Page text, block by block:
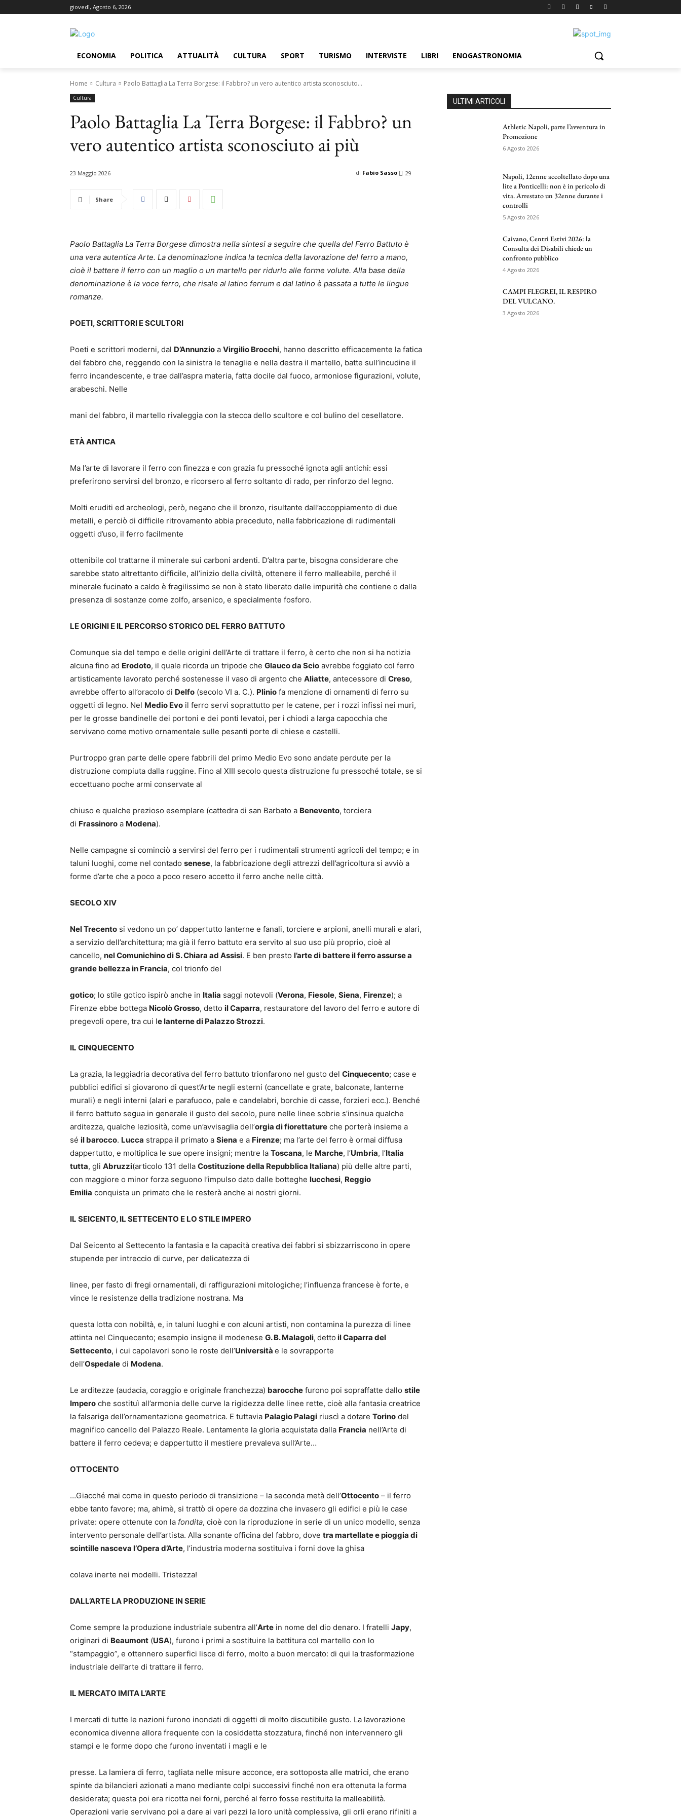
giovedì, Agosto 6, 2026
ECONOMIA POLITICA ATTUALITÀ CULTURA SPORT TURISMO INTERVISTE LIBRI ENOGASTRONOMIA
Home Cultura Paolo Battaglia La Terra Borgese: il Fabbro? un vero autentico artista sconosciuto...
Cultura
Paolo Battaglia La Terra Borgese: il Fabbro? un
vero autentico artista sconosciuto ai più
23 Maggio 2026 29
di Fabio Sasso
Share
Paolo Battaglia La Terra Borgese dimostra nella sintesi a seguire che quella del Ferro Battuto è
una vera autentica Arte. La denominazione indica la tecnica della lavorazione del ferro a mano,
cioè il battere il ferro con un maglio o un martello per ridurlo alle forme volute. Alla base della
denominazione è la voce ferro, che risale al latino ferrum e dal latino è passata a tutte le lingue
romanze.
POETI, SCRITTORI E SCULTORI
Poeti e scrittori moderni, dal D’Annunzio a Virgilio Brocchi, hanno descritto efficacemente la fatica
del fabbro che, reggendo con la sinistra le tenaglie e nella destra il martello, batte sull’incudine il
ferro incandescente, e trae dall’aspra materia, fatta docile dal fuoco, armoniose figurazioni, volute,
arabeschi. Nelle
mani del fabbro, il martello rivaleggia con la stecca dello scultore e col bulino del cesellatore.
ETÀ ANTICA
Ma l’arte di lavorare il ferro con finezza e con grazia fu pressoché ignota agli antichi: essi
preferirono servirsi del bronzo, e ricorsero al ferro soltanto di rado, per rinforzo del legno.
Molti eruditi ed archeologi, però, negano che il bronzo, risultante dall’accoppiamento di due
metalli, e perciò di difficile ritrovamento abbia preceduto, nella fabbricazione di rudimentali
oggetti d’uso, il ferro facilmente
ottenibile col trattarne il minerale sui carboni ardenti. D’altra parte, bisogna considerare che
sarebbe stato altrettanto difficile, all’inizio della civiltà, ottenere il ferro malleabile, perché il
minerale fucinato a caldo è fragilissimo se non è stato liberato dalle impurità che contiene o dalla
presenza di sostanze come zolfo, arsenico, e specialmente fosforo.
LE ORIGINI E IL PERCORSO STORICO DEL FERRO BATTUTO
Comunque sia del tempo e delle origini dell’Arte di trattare il ferro, è certo che non si ha notizia
alcuna fino ad Erodoto, il quale ricorda un tripode che Glauco da Scio avrebbe foggiato col ferro
artisticamente lavorato perché sostenesse il vaso di argento che Aliatte, antecessore di Creso,
avrebbe offerto all’oracolo di Delfo (secolo VI a. C.). Plinio fa menzione di ornamenti di ferro su
oggetti di legno. Nel Medio Evo il ferro servi soprattutto per le catene, per i rozzi infissi nei muri,
per le grosse bandinelle dei portoni e dei ponti levatoi, per i chiodi a larga capocchia che
servivano come motivo ornamentale sulle pesanti porte di chiese e castelli.
Purtroppo gran parte delle opere fabbrili del primo Medio Evo sono andate perdute per la
distruzione compiuta dalla ruggine. Fino al XIII secolo questa distruzione fu pressoché totale, se si
eccettuano poche armi conservate al
chiuso e qualche prezioso esemplare (cattedra di san Barbato a Benevento, torciera
di Frassinoro a Modena).
Nelle campagne si cominciò a servirsi del ferro per i rudimentali strumenti agricoli del tempo; e in
taluni luoghi, come nel contado senese, la fabbricazione degli attrezzi dell’agricoltura si avviò a
forme d’arte che a poco a poco resero accetto il ferro anche nelle città.
SECOLO XIV
Nel Trecento si vedono un po’ dappertutto lanterne e fanali, torciere e arpioni, anelli murali e alari,
a servizio dell’architettura; ma già il ferro battuto era servito al suo uso più proprio, cioè al
cancello, nel Comunichino di S. Chiara ad Assisi. E ben presto l’arte di battere il ferro assurse a
grande bellezza in Francia, col trionfo del
gotico; lo stile gotico ispirò anche in Italia saggi notevoli (Verona, Fiesole, Siena, Firenze); a
Firenze ebbe bottega Nicolò Grosso, detto il Caparra, restauratore del lavoro del ferro e autore di
pregevoli opere, tra cui le lanterne di Palazzo Strozzi.
IL CINQUECENTO
La grazia, la leggiadria decorativa del ferro battuto trionfarono nel gusto del Cinquecento; case e
pubblici edifici si giovarono di quest’Arte negli esterni (cancellate e grate, balconate, lanterne
murali) e negli interni (alari e parafuoco, pale e candelabri, borchie di casse, forzieri ecc.). Benché
il ferro battuto segua in generale il gusto del secolo, pure nelle linee sobrie s’insinua qualche
arditezza, qualche leziosità, come un’avvisaglia dell’orgia di fiorettature che porterà insieme a
sé il barocco. Lucca strappa il primato a Siena e a Firenze; ma l’arte del ferro è ormai diffusa
dappertutto, e moltiplica le sue opere insigni; mentre la Toscana, le Marche, l’Umbria, l’Italia
tutta, gli Abruzzi(articolo 131 della Costituzione della Repubblica Italiana) più delle altre parti,
con maggiore o minor forza seguono l’impulso dato dalle botteghe lucchesi, Reggio
Emilia conquista un primato che le resterà anche ai nostri giorni.
IL SEICENTO, IL SETTECENTO E LO STILE IMPERO
Dal Seicento al Settecento la fantasia e la capacità creativa dei fabbri si sbizzarriscono in opere
stupende per intreccio di curve, per delicatezza di
linee, per fasto di fregi ornamentali, di raffigurazioni mitologiche; l’influenza francese è forte, e
vince le resistenze della tradizione nostrana. Ma
questa lotta con nobiltà, e, in taluni luoghi e con alcuni artisti, non contamina la purezza di linee
attinta nel Cinquecento; esempio insigne il modenese G. B. Malagoli, detto il Caparra del
Settecento, i cui capolavori sono le roste dell’Università e le sovrapporte
dell’Ospedale di Modena.
Le arditezze (audacia, coraggio e originale franchezza) barocche furono poi sopraffatte dallo stile
Impero che sostituì all’armonia delle curve la rigidezza delle linee rette, cioè alla fantasia creatrice
la falsariga dell’ornamentazione geometrica. E tuttavia Palagio Palagi riuscì a dotare Torino del
magnifico cancello del Palazzo Reale. Lentamente la gloria acquistata dalla Francia nell’Arte di
battere il ferro cedeva; e dappertutto il mestiere prevaleva sull’Arte…
OTTOCENTO
…Giacché mai come in questo periodo di transizione – la seconda metà dell’Ottocento – il ferro
ebbe tanto favore; ma, ahimè, si trattò di opere da dozzina che invasero gli edifici e più le case
private: opere ottenute con la fondita, cioè con la riproduzione in serie di un unico modello, senza
intervento personale dell’artista. Alla sonante officina del fabbro, dove tra martellate e pioggia di
scintille nasceva l’Opera d’Arte, l’industria moderna sostituiva i forni dove la ghisa
colava inerte nei modelli. Tristezza!
DALL’ARTE LA PRODUZIONE IN SERIE
Come sempre la produzione industriale subentra all’Arte in nome del dio denaro. I fratelli Japy,
originari di Beaumont (USA), furono i primi a sostituire la battitura col martello con lo
“stampaggio”, e ottennero superfici lisce di ferro, molto a buon mercato: di qui la trasformazione
industriale dell’arte di trattare il ferro.
IL MERCATO IMITA L’ARTE
I mercati di tutte le nazioni furono inondati di oggetti di molto discutibile gusto. La lavorazione
economica divenne allora frequente con la cosiddetta stozzatura, finché non intervennero gli
stampi e le forme dopo che furono inventati i magli e le
presse. La lamiera di ferro, tagliata nelle misure acconce, era sottoposta alle matrici, che erano
spinte da bilancieri azionati a mano mediante colpi successivi finché non era ottenuta la forma
desiderata; questa poi era ricotta nei forni, perché al ferro fosse restituita la malleabilità.
Operazioni varie servivano poi a dare ai vari pezzi la loro unità complessiva, gli orli erano rifiniti a
ULTIMI ARTICOLI
Athletic Napoli, parte l’avventura in
Promozione
6 Agosto 2026
Napoli, 12enne accoltellato dopo una
lite a Ponticelli: non è in pericolo di
vita. Arrestato un 32enne durante i
controlli
5 Agosto 2026
Caivano, Centri Estivi 2026: la
Consulta dei Disabili chiede un
confronto pubblico
4 Agosto 2026
CAMPI FLEGREI, IL RESPIRO
DEL VULCANO.
3 Agosto 2026